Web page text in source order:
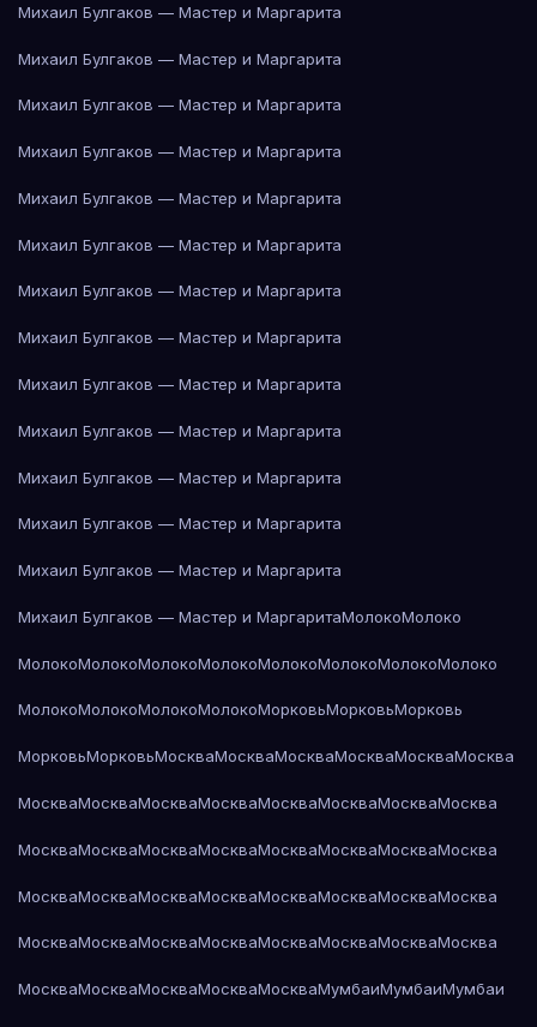
Михаил Булгаков — Мастер и Маргарита
Михаил Булгаков — Мастер и Маргарита
Михаил Булгаков — Мастер и Маргарита
Михаил Булгаков — Мастер и Маргарита
Михаил Булгаков — Мастер и Маргарита
Михаил Булгаков — Мастер и Маргарита
Михаил Булгаков — Мастер и Маргарита
Михаил Булгаков — Мастер и Маргарита
Михаил Булгаков — Мастер и Маргарита
Михаил Булгаков — Мастер и Маргарита
Михаил Булгаков — Мастер и Маргарита
Михаил Булгаков — Мастер и Маргарита
Михаил Булгаков — Мастер и Маргарита
Михаил Булгаков — Мастер и МаргаритаМолокоМолоко
МолокоМолокоМолокоМолокоМолокоМолокоМолокоМолоко
МолокоМолокоМолокоМолокоМорковьМорковьМорковь
МорковьМорковьМоскваМоскваМоскваМоскваМоскваМосква
МоскваМоскваМоскваМоскваМоскваМоскваМоскваМосква
МоскваМоскваМоскваМоскваМоскваМоскваМоскваМосква
МоскваМоскваМоскваМоскваМоскваМоскваМоскваМосква
МоскваМоскваМоскваМоскваМоскваМоскваМоскваМосква
МоскваМоскваМоскваМоскваМоскваМумбаиМумбаиМумбаи